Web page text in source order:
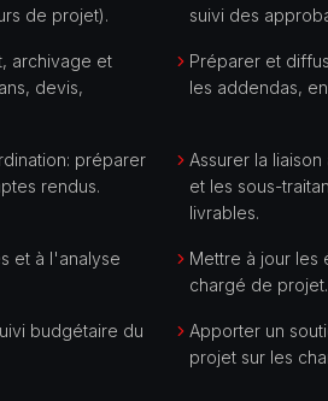
de projet).
suivi des
archivage et
devis,
Préparer et
les addendas,
préparer
rendus.
Assurer la
et les sous-
livrables.
et à l'analyse
Mettre à jour les
chargé de projet.
budgétaire du
Apporter un
projet sur les